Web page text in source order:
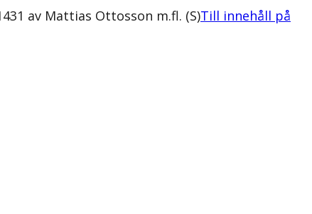
av Mattias Ottosson m.fl. (S)Till innehåll på